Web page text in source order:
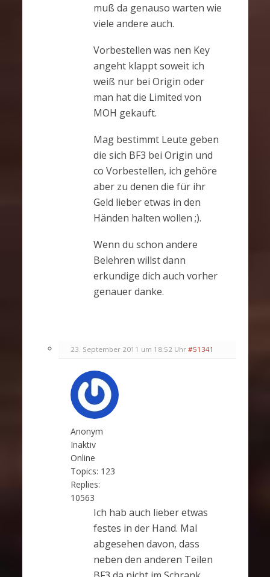
muß da genauso warten wie
viele andere auch.
Vorbestellen was nen Key
angeht klappt soweit ich
weiß nur bei Origin oder
man hat die Limited von
MOH gekauft.
Mag bestimmt Leute geben
die sich BF3 bei Origin und
co Vorbestellen, ich gehöre
aber zu denen die für ihr
Geld lieber etwas in den
Händen halten wollen ;).
Wenn du schon andere
Belehren willst dann
erkundige dich auch vorher
genauer danke.
23. September 2011 um 18:52 Uhr #51341
Anonym
Inaktiv
Online
Topics: 123
Replies:
10563
Ich hab auch lieber etwas
festes in der Hand. Mal
abgesehen davon, dass
neben den anderen Teilen